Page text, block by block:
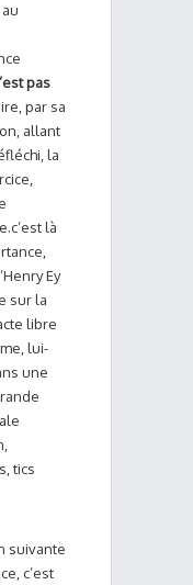
pas
par sa
allant
la
là
Ey
sur la
libre
lui-
une
tics
suivante
c’est